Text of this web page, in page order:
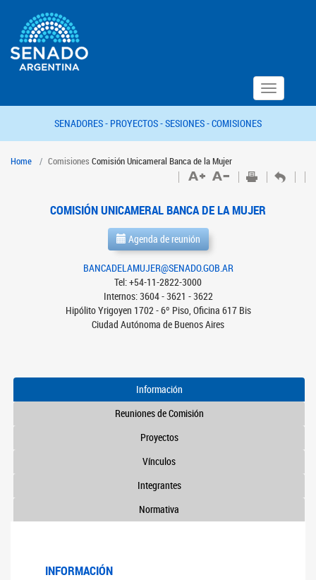
Toggle
navigation
SENADORES - PROYECTOS -SESIONES -COMISIONES
Home Comisiones Comisión Unicameral Banca de la Mujer
COMISIÓN UNICAMERAL BANCA DE LA MUJER
Agenda de reunión
BANCADELAMUJER@SENADO.GOB.AR
Tel: +54-11-2822-3000
Internos: 3604 - 3621 - 3622
Hipólito Yrigoyen 1702 - 6º Piso, Oficina 617 Bis
Ciudad Autónoma de Buenos Aires
Información
Reuniones de Comisión
Proyectos
Vínculos
Integrantes
Normativa
INFORMACIÓN